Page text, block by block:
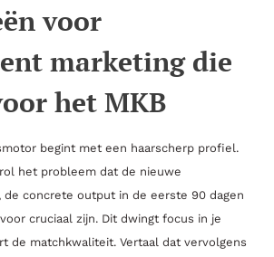
voor
marketing die
het MKB
begint met een haarscherp profiel.
het probleem dat de nieuwe
concrete output in de eerste 90 dagen
cruciaal zijn. Dit dwingt focus in je
de matchkwaliteit. Vertaal dat vervolgens